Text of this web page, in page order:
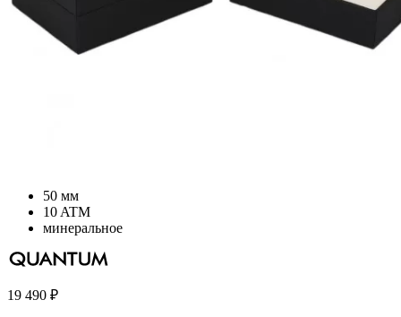
50 мм
10 ATM
минеральное
19 490 ₽